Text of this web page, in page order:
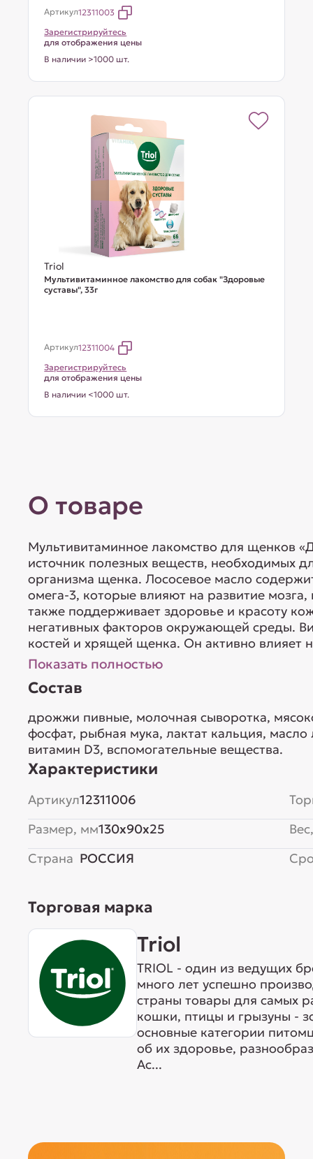
Артикул12311003
Зарегистрируйтесь
для отображения цены
В наличии >1000 шт.
Triol
Мультивитаминное лакомство для собак "Здоровые
суставы", 33г
Артикул12311004
Зарегистрируйтесь
для отображения цены
В наличии <1000 шт.
О товаре
Мультивитаминное лакомство для щенков
источник полезных веществ, необходимых
организма щенка. Лососевое масло
омега-3, которые влияют на развитие
также поддерживает здоровье и красоту
негативных факторов окружающей среды.
костей и хрящей щенка. Он активно влияет
Показать полностью
Состав
дрожжи пивные, молочная сыворотка,
фосфат, рыбная мука, лактат кальция,
витамин D3, вспомогательные вещества.
Характеристики
Артикул12311006
Размер, мм130x90x25
Страна РОССИЯ
Торговая марка
Triol
TRIOL - один из ведущих
много лет успешно
страны товары для самых
кошки, птицы и грызуны -
основные категории
об их здоровье,
Ас...